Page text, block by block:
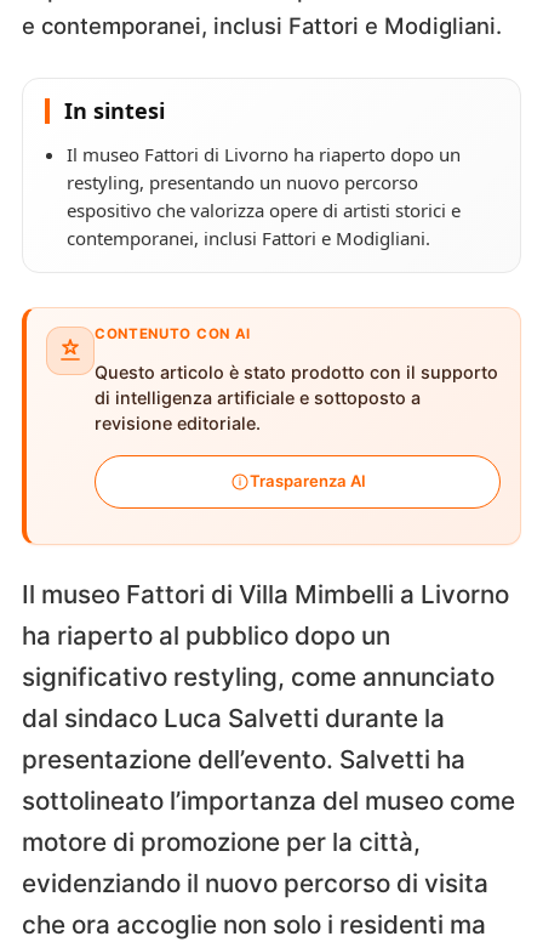
e contemporanei, inclusi Fattori e Modigliani.
In sintesi
Il museo Fattori di Livorno ha riaperto dopo un
restyling, presentando un nuovo percorso
espositivo che valorizza opere di artisti storici e
contemporanei, inclusi Fattori e Modigliani.
CONTENUTO CON AI
Questo articolo è stato prodotto con il supporto
di intelligenza artificiale e sottoposto a
revisione editoriale.
Trasparenza AI
Il museo Fattori di Villa Mimbelli a Livorno
ha riaperto al pubblico dopo un
significativo restyling, come annunciato
dal sindaco Luca Salvetti durante la
presentazione dell’evento. Salvetti ha
sottolineato l’importanza del museo come
motore di promozione per la città,
evidenziando il nuovo percorso di visita
che ora accoglie non solo i residenti ma